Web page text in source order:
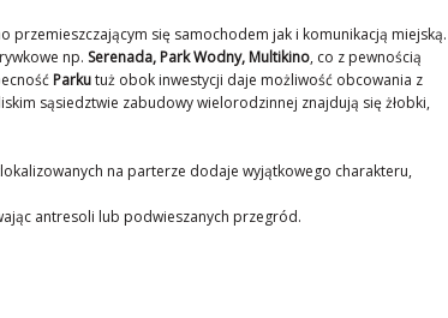
się samochodem jak i komunikacją miejską.
np. Serenada, Park Wodny, Multikino, co z pewnością
Parkutuż obok inwestycji daje możliwość obcowania z
sąsiedztwie zabudowy wielorodzinnej znajdują się żłobki,
na parterze dodaje wyjątkowego charakteru,
antresoli lub podwieszanych przegród.